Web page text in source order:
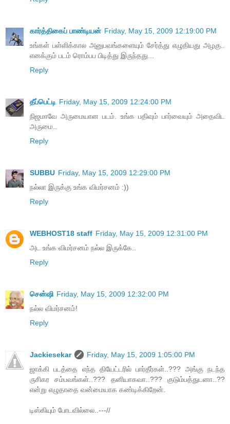
கார்த்திகைப் பாண்டியன் Friday, May 15, 2009 12:19:00 PM
உங்கள் பள்ளிக்கால அனுபவங்களையும் சேர்த்து எழுதியது அழகு..
எனக்கும் படம் ரொம்பப பிடித்து இருந்தது...
Reply
தீப்பெட்டி Friday, May 15, 2009 12:24:00 PM
நிஜமாவே அருமையான படம். உங்க பதிவும் பார்வையும் அதைவிட
அருமை..
Reply
SUBBU Friday, May 15, 2009 12:29:00 PM
நல்லா இருக்கு உங்க விமர்சனம் :))
Reply
WEBHOST18 staff Friday, May 15, 2009 12:31:00 PM
அட உங்க விமர்சனம் நல்ல இருக்கே..
Reply
சென்ஷி Friday, May 15, 2009 12:32:00 PM
நல்ல விமர்சனம்!
Reply
Jackiesekar
Friday, May 15, 2009 1:05:00 PM
ஜாக்கி படத்தை எந்த தியேட்டரில் பார்தீர்கள்..??? அங்கு நடந்த
ருசிகர சம்பவங்கள்..??? தனியாகவா..??? குடும்பத்துடனா..??
என்று எழுதாதை வன்மையாக கண்டிக்கிறேன்.
டிஸ்கியும் போடவில்லை..---//